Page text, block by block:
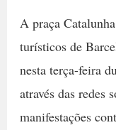
A praça
turísticos de
nesta terça-feira
através das redes
manifestações